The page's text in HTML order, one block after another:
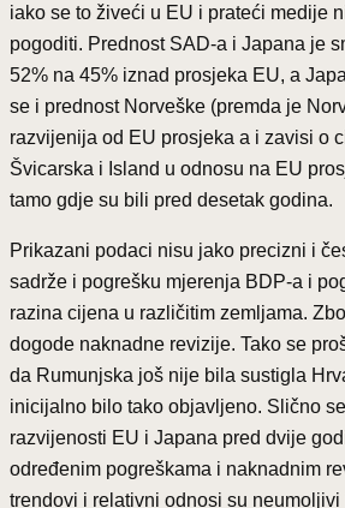
iako se to živeći u EU i prateći medije
pogoditi. Prednost SAD-a i Japana je
52% na 45% iznad prosjeka EU, a
se i prednost Norveške (premda je
razvijenija od EU prosjeka a i zavisi o
Švicarska i Island u odnosu na EU
tamo gdje su bili pred desetak godina.
Prikazani podaci nisu jako precizni i
sadrže i pogrešku mjerenja BDP-a i
razina cijena u različitim zemljama.
dogode naknadne revizije. Tako se
da Rumunjska još nije bila sustigla
inicijalno bilo tako objavljeno. Slično
razvijenosti EU i Japana pred dvije
određenim pogreškama i naknadnim
trendovi i relativni odnosi su